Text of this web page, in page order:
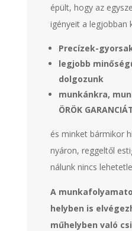
épült, hogy az
igényeit a legjobban
Precízek-
legjobb
dolgozunk
munkánkra,
ÖRÖK
és minket bármikor
nyáron, reggeltől
nálunk nincs
A
helyben is
műhelyben való